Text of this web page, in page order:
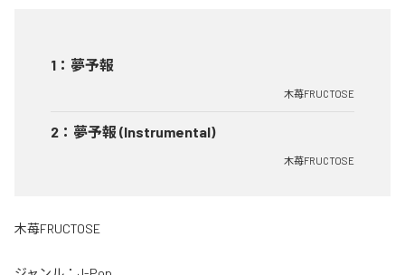
1 ： 夢予報
木苺FRUCTOSE
2 ： 夢予報 (Instrumental)
木苺FRUCTOSE
木苺FRUCTOSE